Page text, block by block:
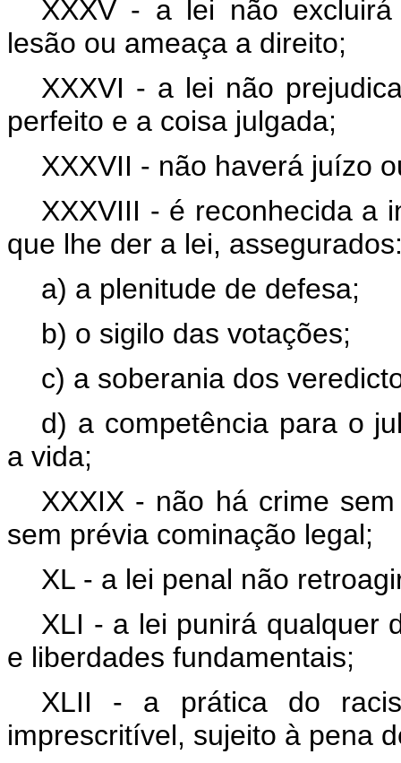
XXXV - a lei não
lesão ou ameaça a direito;
XXXVI - a lei não
perfeito e a coisa julgada;
XXXVII - não haverá juízo
XXXVIII - é reconhecida a
que lhe der a lei,
a) a plenitude de defesa;
b) o sigilo das votações;
c) a soberania dos
d) a competência para o
a vida;
XXXIX - não há crime
sem prévia cominação legal;
XL - a lei penal não
XLI - a lei punirá qualquer
e liberdades fundamentais;
XLII - a prática do
imprescritível, sujeito à pena